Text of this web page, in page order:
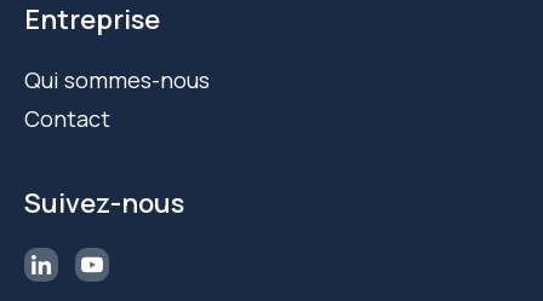
Entreprise
Qui sommes-nous
Contact
Suivez-nous